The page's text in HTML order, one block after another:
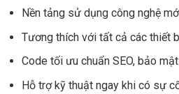
Nền tảng sử dụng công nghệ
Tương thích với tất cả các thiết
Code tối ưu chuẩn SEO, bảo
Hỗ trợ kỹ thuật ngay khi có sự